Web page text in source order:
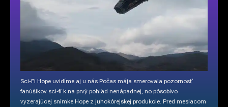
Sci-Fi Hope uvidíme aj u nás Počas mája smerovala pozornosť
fanúšikov sci-fi k na prvý pohľad nenápadnej, no pôsobivo
vyzerajúcej snímke Hope z juhokórejskej produkcie. Pred mesiacom